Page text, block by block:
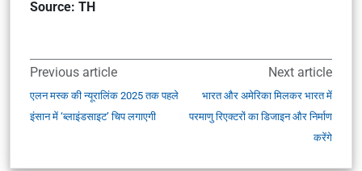
Source: TH
Previous article
एलन मस्क की न्यूरालिंक 2025 तक पहले
इंसान में ‘ब्लाइंडसाइट’ चिप लगाएगी
Next article
भारत और अमेरिका मिलकर भारत में
परमाणु रिएक्टरों का डिजाइन और निर्माण
करेंगे